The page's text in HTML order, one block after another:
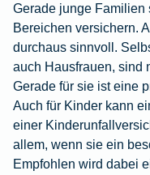
Gerade junge
Bereichen versichern.
durchaus sinnvoll.
auch Hausfrauen, sind
Gerade für sie ist eine
Auch für Kinder kann
einer
allem, wenn sie ein
Empfohlen wird dabei